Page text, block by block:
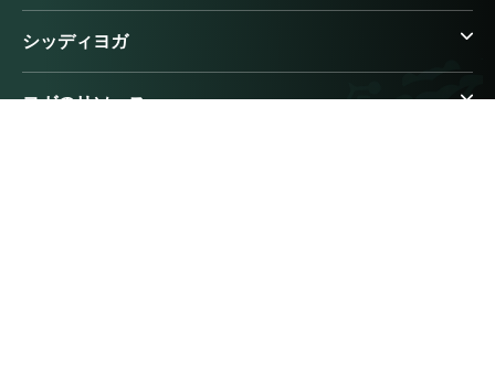
シッディヨガ
ヨガのリソース